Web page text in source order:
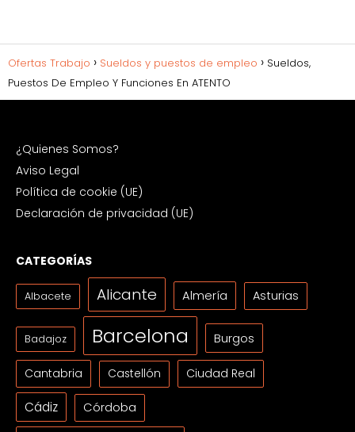
Ofertas Trabajo Sueldos y puestos de empleo
Sueldos,
Puestos De Empleo Y Funciones En ATENTO
¿Quienes Somos?
Aviso Legal
Política de cookie (UE)
Declaración de privacidad (UE)
CATEGORÍAS
Albacete Alicante Almería Asturias
Badajoz Barcelona Burgos
Cantabria Castellón Ciudad Real
Cádiz Córdoba